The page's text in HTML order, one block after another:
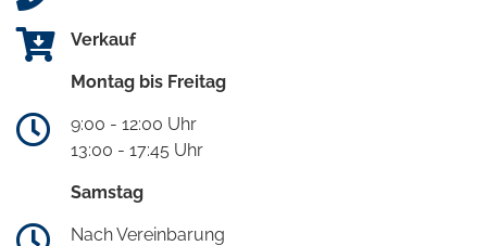
Verkauf
Montag bis Freitag
9:00 - 12:00 Uhr
13:00 - 17:45 Uhr
Samstag
Nach Vereinbarung